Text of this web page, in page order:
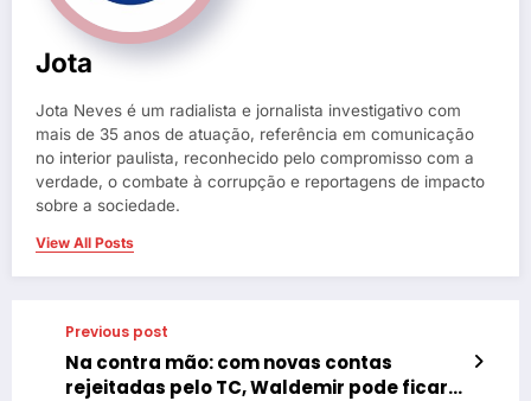
Jota
Jota Neves é um radialista e jornalista investigativo com
mais de 35 anos de atuação, referência em comunicação
no interior paulista, reconhecido pelo compromisso com a
verdade, o combate à corrupção e reportagens de impacto
sobre a sociedade.
View All Posts
Previous post
Na contra mão: com novas contas
rejeitadas pelo TC, Waldemir pode ficar